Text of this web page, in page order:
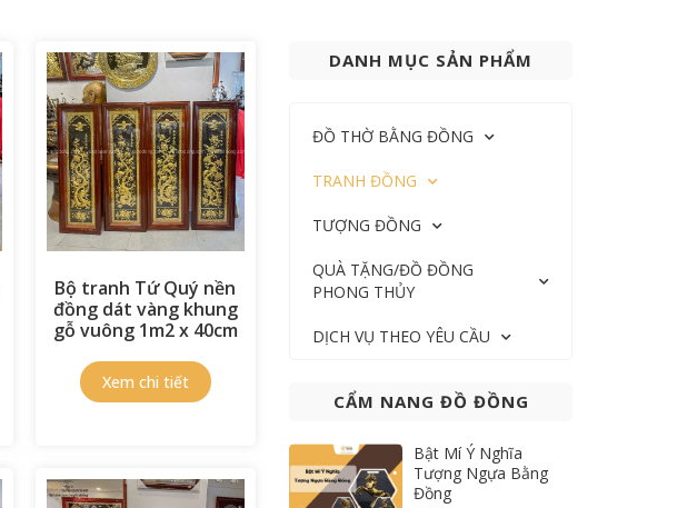
Bộ tranh Tứ Quý nền
đồng dát vàng khung
gỗ vuông 1m2 x 40cm
DANH MỤC SẢN PHẨM
ĐỒ THỜ BẰNG ĐỒNG
TRANH ĐỒNG
TƯỢNG ĐỒNG
QUÀ TẶNG/ĐỒ ĐỒNG
PHONG THỦY
DỊCH VỤ THEO YÊU CẦU
CẨM NANG ĐỒ ĐỒNG
Bật Mí Ý Nghĩa
Tượng Ngựa Bằng
Đồng